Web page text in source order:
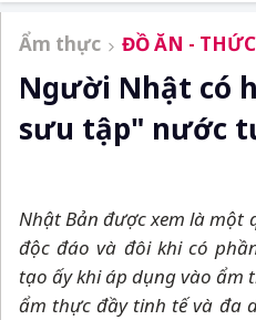
Ẩm thực ĐỒ ĂN -
Người Nhật có
sưu tập" nước
Nhật Bản được xem là một
độc đáo và đôi khi có
tạo ấy khi áp dụng vào ẩm
ẩm thực đầy tinh tế và đa